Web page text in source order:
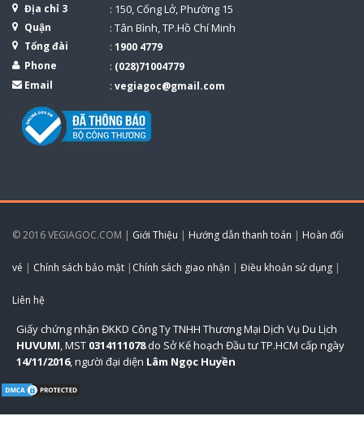
Địa chỉ 3 : 150, Cống Lở, Phường 15
Quận : Tân Bình, TP.Hồ Chí Minh
Tổng đài : 1900 4779
Phone
: (028)71004779
Email
: vegiagoc@gmail.com
© 2016 VEGIAGOC.COM | Giới Thiệu | Hướng dẫn thanh toán | Hoàn đổi
vé | Chính sách bảo mật | Chính sách giao nhận | Điều khoản sử dụng |
Liên hệ
Giấy chứng nhận ĐKKD Công Ty TNHH Thương Mại Dịch Vụ Du Lịch
HUVUMI , MST 0314111078do Sở Kế hoạch Đầu tư TP.HCM cấp ngày
14/11/2016, người đại diện Lâm Ngọc Huyền